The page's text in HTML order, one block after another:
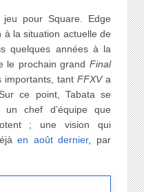
pour Square. Edge
à la situation actuelle de
quelques années à la
le prochain grandFinal
importants, tantFFXVa
ce point, Tabata se
un chef d’équipe que
; une vision qui
en août dernier, par